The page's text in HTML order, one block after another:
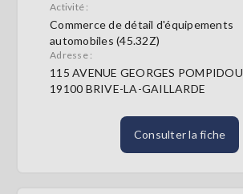
Activité :
Commerce de détail d'équipements
automobiles (45.32Z)
Adresse :
115 AVENUE GEORGES POMPIDOU
19100 BRIVE-LA-GAILLARDE
Consulter la fiche